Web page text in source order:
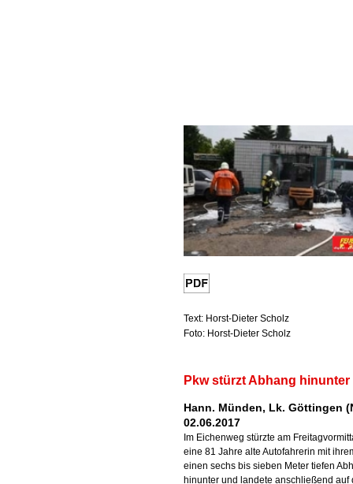
Text: Horst-Dieter Scholz
Foto: Horst-Dieter Scholz
Pkw stürzt Abhang hinunter
Hann. Münden, Lk. Göttingen
02.06.2017
Im Eichenweg stürzte am
eine 81 Jahre alte Autofahrerin mit
einen sechs bis sieben Meter tiefen
hinunter und landete anschließend auf